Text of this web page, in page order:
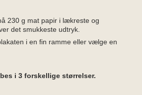
230 g mat papir i lækreste og
det smukkeste udtryk.
i en fin ramme eller vælge en
i 3 forskellige størrelser.